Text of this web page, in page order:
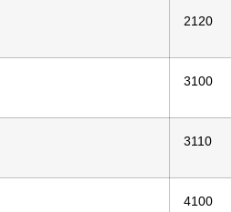
2120
3100
3110
4100